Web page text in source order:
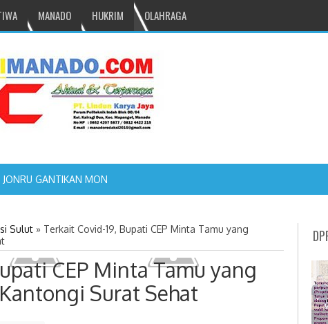
MANADO HUKRIM OLAHRAGA
JONRU GANTIKAN MONO PIMPIN DPRD TOMOHON
Sulut » Terkait Covid-19, Bupati CEP Minta Tamu yang
CEP Minta Tamu yang
Surat Sehat